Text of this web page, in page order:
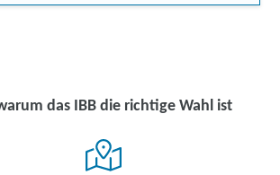
das IBB die richtige Wahl ist